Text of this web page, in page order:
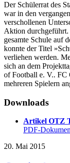
Der Schülerrat des
war in den
verschollenen
Aktion durchgeführt.
gesamte Schule auf
konnte der Titel
verliehen werden.
sich an dem
of Football e. V.. FC
mehreren Spielern
Downloads
Artikel OTZ
PDF-
20. Mai 2015